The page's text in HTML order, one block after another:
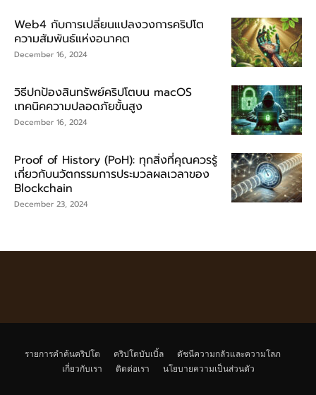
Web4 กับการเปลี่ยนแปลงวงการคริปโต
ความสัมพันธ์แห่งอนาคต
December 16, 2024
วิธีปกป้องสินทรัพย์คริปโตบน macOS
เทคนิคความปลอดภัยขั้นสูง
December 16, 2024
Proof of History (PoH): ทุกสิ่งที่คุณควรรู้
เกี่ยวกับนวัตกรรมการประมวลผลเวลาของ
Blockchain
December 23, 2024
รายการคำค้นคริปโต คริปโตบับเบิ้ล
ดัชนีความกลัวและความโลภ
เกี่ยวกับเรา
ติดต่อเรา นโยบายความเป็นส่วนตัว